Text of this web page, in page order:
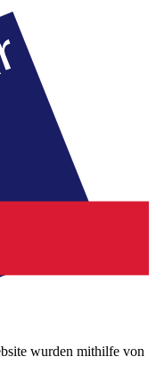
wurden mithilfe von